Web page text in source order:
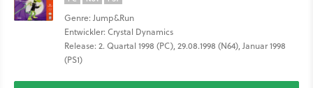
Genre: Jump&Run
Entwickler: Crystal Dynamics
Release: 2. Quartal 1998 (PC), 29.08.1998 (N64), Januar 1998
(PS1)